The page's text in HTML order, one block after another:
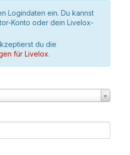
Logindaten ein. Du kannst
Konto oder dein Livelox-
du die
für Livelox.